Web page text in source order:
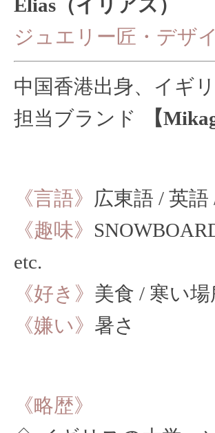
Elias（イリアス）
ジュエリー匠・デザ
中国香港出身、イギ
担当ブランド
【
《言語》 広東語 / 英
《趣味》
etc.
《好き》 美食 / 寒い場
《嫌い》 暑さ
《略歴》